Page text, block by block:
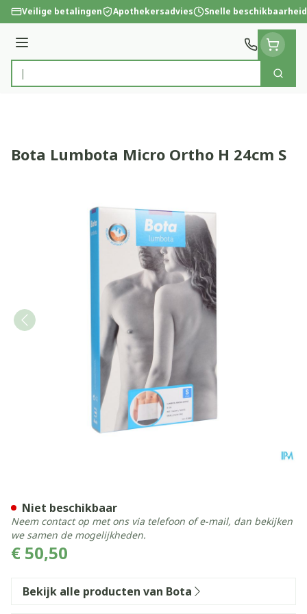
Ga naar de inhoud
Veilige betalingen Apothekersadvies Snelle beschikbaarheid
Menu
Product, merk, categorie...
Zoek
Bota Lumbota Micro Ortho H 24cm S
€ 50,50
Niet beschikbaar
Neem contact op met ons via telefoon of e-mail, dan bekijken
we samen de mogelijkheden.
Bekijk alle producten van Bota